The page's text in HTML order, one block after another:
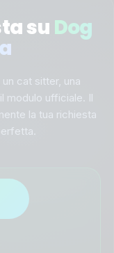
su Dog
cat sitter, una
modulo ufficiale. Il
la tua richiesta